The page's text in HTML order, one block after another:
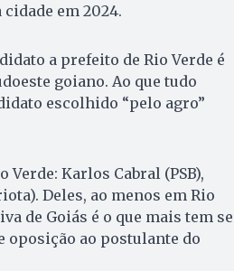
em 2024.
a prefeito de Rio Verde é
goiano. Ao que tudo
escolhido “pelo agro”
Karlos Cabral (PSB),
Deles, ao menos em Rio
de Goiás é o que mais tem se
ao postulante do